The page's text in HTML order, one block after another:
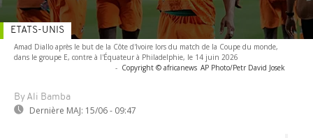
Amad Diallo après le but de la Côte d'Ivoire lors du match de la Coupe du monde,
dans le groupe E, contre à l'Équateur à Philadelphie, le 14 juin 2026
- Copyright © africanews AP Photo/Petr David Josek
By Ali Bamba
Dernière MAJ: 15/06 - 09:47
ETATS-UNIS